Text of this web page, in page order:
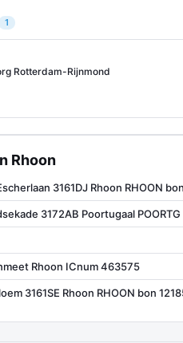
1
Rotterdam-Rijnmond
Rhoon
3161DJ Rhoon RHOON
3172AB Poortugaal
Rhoon ICnum 463575
3161SE Rhoon RHOON bon